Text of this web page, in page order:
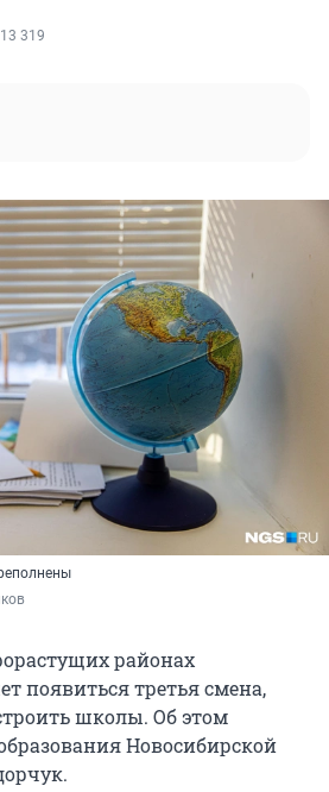
13 319
районах
появиться третья смена,
школы. Об этом
Новосибирской